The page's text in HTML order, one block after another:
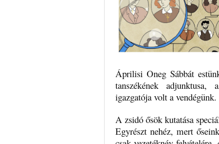
Áprilisi Oneg Sábbát
tanszékének
igazgatója volt a vendégünk.
A zsidó ősök kutatása
Egyrészt nehéz, mert